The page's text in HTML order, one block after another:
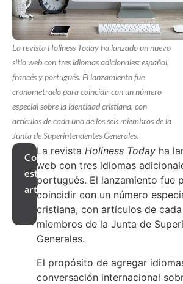
La revista Holiness Today ha lanzado un nuevo
sitio web con tres idiomas adicionales: español,
francés y portugués. El lanzamiento fue
cronometrado para coincidir con un número
especial sobre la identidad cristiana, con
artículos de cada uno de los seis miembros de la
Junta de Superintendentes Generales.
Compartir
este
artículo
La revista Holiness Today ha
web con tres idiomas
portugués. El lanzamiento fue
coincidir con un número
cristiana, con artículos de
miembros de la Junta de
Generales.
El propósito de agregar
conversación internacional